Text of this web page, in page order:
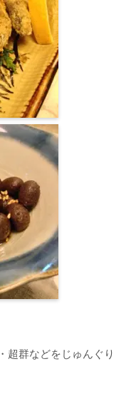
超群などをじゅんぐり